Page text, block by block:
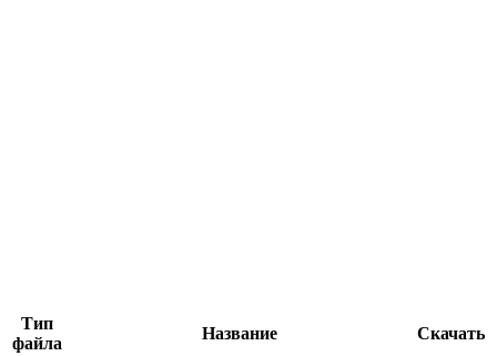
Тип
файла
Название
Скачать